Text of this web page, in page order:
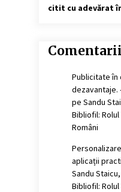
citit cu adevărat
Publicitate în
dezavantaje.
pe Sandu
Bibliofil:
Români
aplicații
Sandu
Bibliofil: